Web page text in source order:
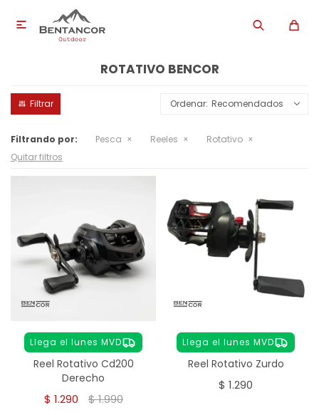

ROTATIVO BENCOR
Recomendados
Filtrando por: Pesca Reeles
Rotativo
Quitar filtros
Llega el lunes MVD
Reel Rotativo Cd200
Derecho
$ 1.290 $1.990
Llega el lunes MVD
Reel Rotativo Zurdo
$ 1.290